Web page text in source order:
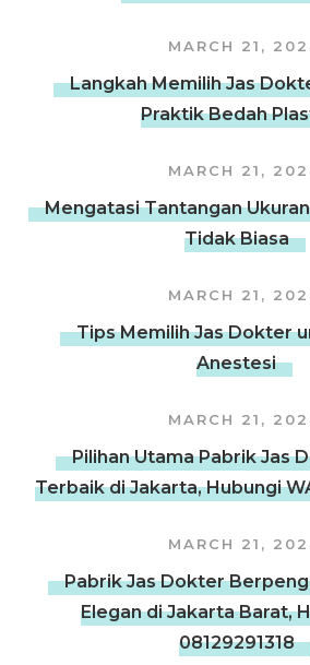
MARCH 21,
Langkah Memilih Jas
Praktik Bedah
MARCH 21,
Mengatasi Tantangan
Tidak Biasa
MARCH 21,
Tips Memilih Jas Dokter
Anestesi
MARCH 21,
Pilihan Utama Pabrik Jas
Terbaik di Jakarta, Hubungi
MARCH 21,
Pabrik Jas Dokter
Elegan di Jakarta Barat,
08129291318